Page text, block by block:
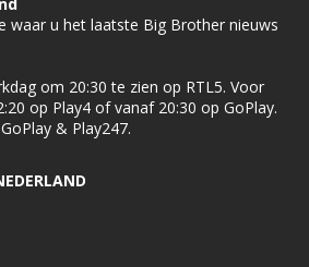
waar u het laatste Big Brother nieuws
om 20:30 te zien op RTL5. Voor
op Play4 of vanaf 20:30 op GoPlay.
& Play247.